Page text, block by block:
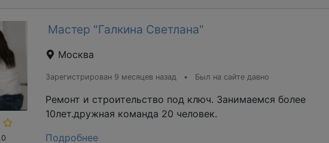
Мастер "Галкина Светлана"
Москва
Зарегистрирован 9 месяцев назад • Был на сайте давно
Ремонт и строительство под ключ. Занимаемся более
10лет.дружная команда 20 человек.
Подробнее